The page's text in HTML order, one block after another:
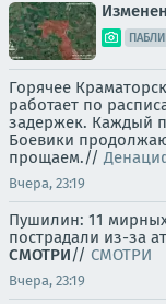
Горячее
работает по
задержек. Каждый
Боевики
прощаем.//
Вчера, 23:19
Пушилин: 11
пострадали из-за
СМОТРИ// СМОТРИ
Вчера, 23:19